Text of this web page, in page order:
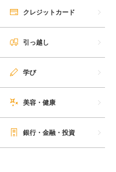
クレジットカード
引っ越し
学び
美容・健康
銀行・金融・投資